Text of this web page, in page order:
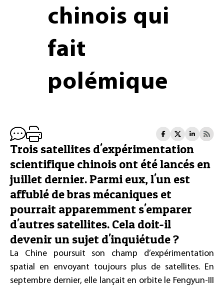
chinois qui
fait
polémique
Trois satellites d'expérimentation
scientifique chinois ont été lancés en
juillet dernier. Parmi eux, l'un est
affublé de bras mécaniques et
pourrait apparemment s'emparer
d'autres satellites. Cela doit-il
devenir un sujet d'inquiétude ?
La Chine poursuit son champ d’expérimentation
spatial en envoyant toujours plus de satellites. En
septembre dernier, elle lançait en orbite le Fengyun-III